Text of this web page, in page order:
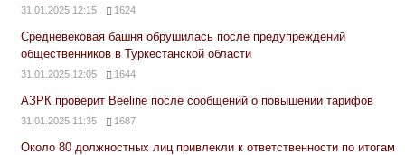
31.01.2025 12:15 1624
Средневековая башня обрушилась после предупреждений
общественников в Туркестанской области
31.01.2025 12:05 1644
АЗРК проверит Beeline после сообщений о повышении тарифов
31.01.2025 11:35 1687
Около 80 должностных лиц привлекли к ответственности по итогам